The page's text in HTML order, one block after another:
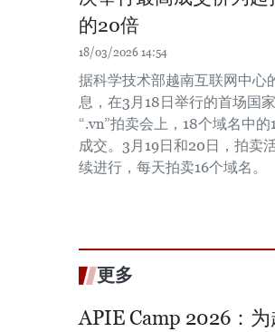
的20倍
18/03/2026 14:54
据科学技术部越南互联网中心
息，在3月18日举行的首场国
“.vn”拍卖会上，18个域名中的
成交。3月19日和20日，拍卖
续进行，每天拍卖16个域名。
更多
APIE Camp 2026：